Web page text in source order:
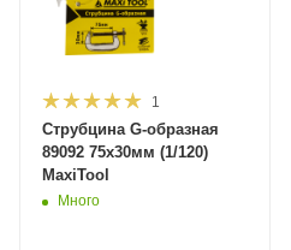
1
Струбцина G-образная
89092 75х30мм (1/120)
MaxiTool
Много